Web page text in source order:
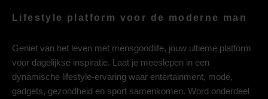
Lifestyle platform voor de moderne man
Geniet van het leven met mensgoodlife, jouw ultieme platform
voor dagelijkse inspiratie. Laat je meeslepen in een
dynamische lifestyle-ervaring waar entertainment, mode,
gadgets, gezondheid en sport samenkomen. Word onderdeel